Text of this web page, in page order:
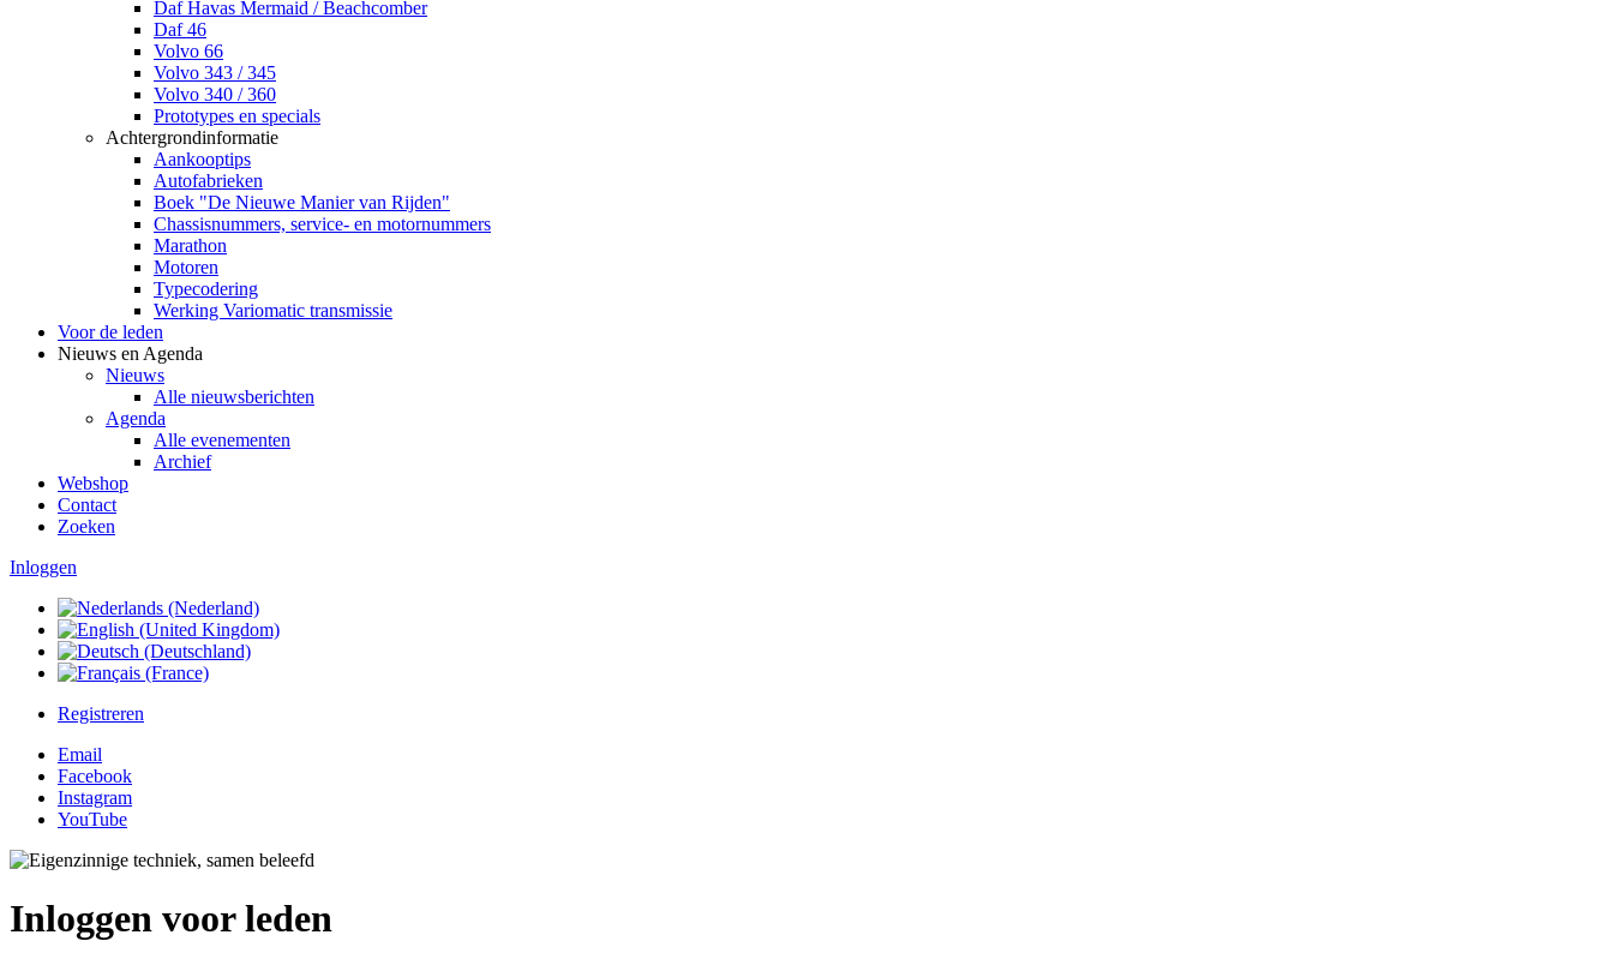
Daf Havas Mermaid / Beachcomber
Daf 46
Volvo 66
Volvo 343 / 345
Volvo 340 / 360
Prototypes en specials
Achtergrondinformatie
Aankooptips
Autofabrieken
Boek "De Nieuwe Manier van Rijden"
Chassisnummers, service- en motornummers
Marathon
Motoren
Typecodering
Werking Variomatic transmissie
Voor de leden
Nieuws en Agenda
Nieuws
Alle nieuwsberichten
Agenda
Alle evenementen
Archief
Webshop
Contact
Zoeken
Inloggen
Registreren
Email
Facebook
Instagram
YouTube
Inloggen voor leden